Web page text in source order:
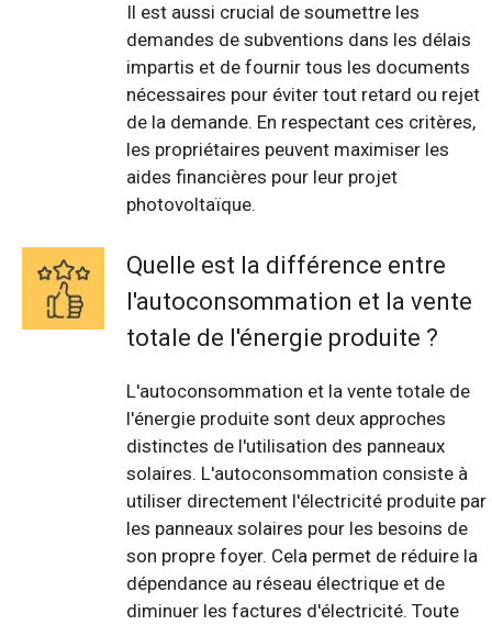
Il est aussi crucial de soumettre les
demandes de subventions dans les délais
impartis et de fournir tous les documents
nécessaires pour éviter tout retard ou rejet
de la demande. En respectant ces critères,
les propriétaires peuvent maximiser les
aides financières pour leur projet
photovoltaïque.
Quelle est la différence entre
l'autoconsommation et la vente
totale de l'énergie produite ?
L'autoconsommation et la vente totale de
l'énergie produite sont deux approches
distinctes de l'utilisation des panneaux
solaires. L'autoconsommation consiste à
utiliser directement l'électricité produite par
les panneaux solaires pour les besoins de
son propre foyer. Cela permet de réduire la
dépendance au réseau électrique et de
diminuer les factures d'électricité. Toute